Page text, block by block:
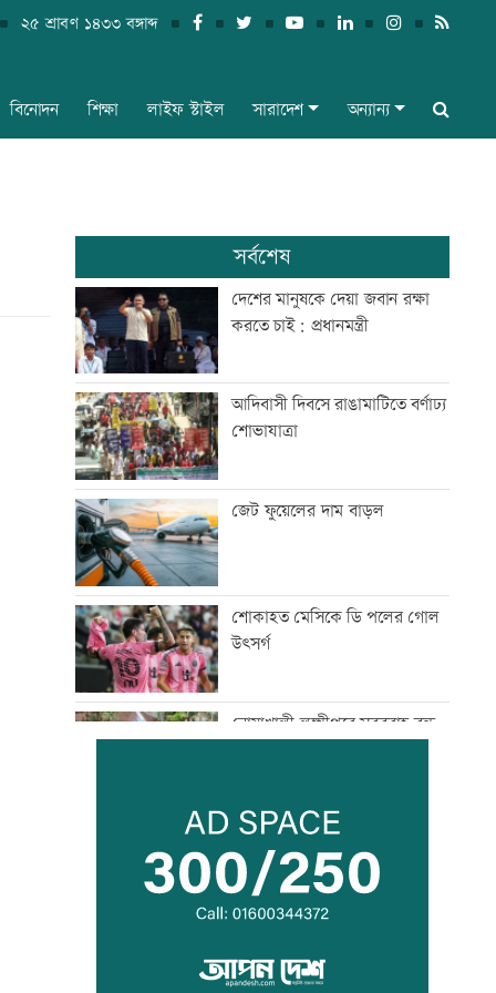
২৫ শ্রাবণ ১৪৩৩ বঙ্গাব্দ
বিনোদন শিক্ষা লাইফ স্টাইল সারাদেশ অন্যান্য
সর্বশেষ
দেশের মানুষকে দেয়া জবান রক্ষা
করতে চাই: প্রধানমন্ত্রী
আদিবাসী দিবসে রাঙামাটিতে বর্ণাঢ্য
শোভাযাত্রা
জেট ফুয়েলের দাম বাড়ল
শোকাহত মেসিকে ডি পলের গোল
উৎসর্গ
নোয়াখালী-লক্ষ্মীপুরে সরবরাহ বন্ধ
সালমান শাহ হত্যা মামলায় ডন
গ্রেফতার
বিরুদ্ধে সংবাদ সম্মেলন